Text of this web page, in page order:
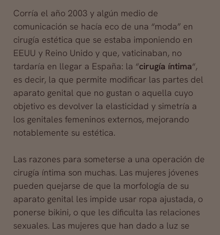
Corría el año 2003 y algún medio de
comunicación se hacía eco de una “moda” en
cirugía estética que se estaba imponiendo en
EEUU y Reino Unido y que, vaticinaban, no
tardaría en llegar a España: la “cirugía íntima“,
es decir, la que permite modificar las partes del
aparato genital que no gustan o aquella cuyo
objetivo es devolver la elasticidad y simetría a
los genitales femeninos externos, mejorando
notablemente su estética.
Las razones para someterse a una operación de
cirugía íntima son muchas. Las mujeres jóvenes
pueden quejarse de que la morfología de su
aparato genital les impide usar ropa ajustada, o
ponerse bikini, o que les dificulta las relaciones
sexuales. Las mujeres que han dado a luz se